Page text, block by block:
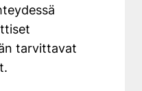
tarvittavat